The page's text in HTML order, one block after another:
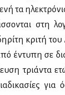
τα
στη
κρι­τή
έντυ­πη σε
τριά­ντα
για